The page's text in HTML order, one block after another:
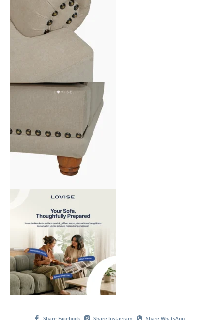
Share Facebook Share Instagram Share WhatsApp